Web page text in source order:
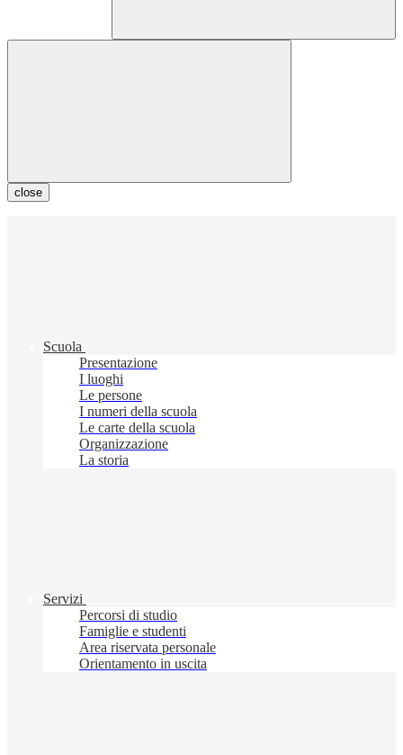
close
Scuola
Presentazione
I luoghi
Le persone
I numeri della scuola
Le carte della scuola
Organizzazione
La storia
Servizi
Percorsi di studio
Famiglie e studenti
Area riservata personale
Orientamento in uscita